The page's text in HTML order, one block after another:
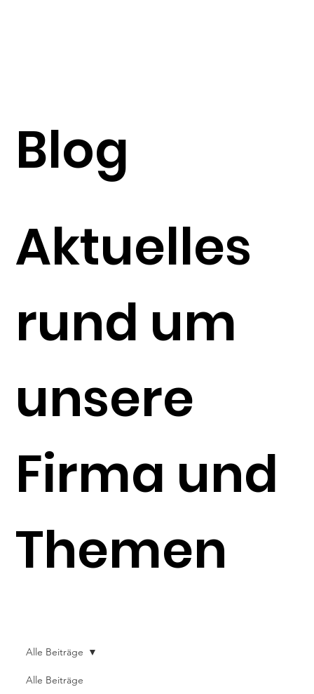
Blog
Aktuelles
rund um
unsere
Firma und
Themen
Alle Beiträge
Alle Beiträge